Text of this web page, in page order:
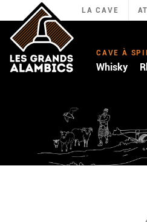
LA CAVE
CAVE À
Whisky